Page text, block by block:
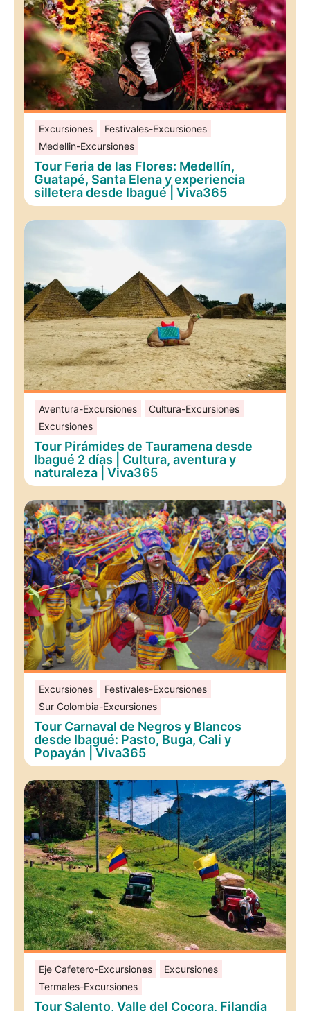
Excursiones
Festivales-Excursiones
Medellin-Excursiones
Tour Feria de las Flores: Medellín,
Guatapé, Santa Elena y experiencia
silletera desde Ibagué | Viva365
Aventura-Excursiones
Cultura-Excursiones
Excursiones
Tour Pirámides de Tauramena desde
Ibagué 2 días | Cultura, aventura y
naturaleza | Viva365
Excursiones
Festivales-Excursiones
Sur Colombia-Excursiones
Tour Carnaval de Negros y Blancos
desde Ibagué: Pasto, Buga, Cali y
Popayán | Viva365
Eje Cafetero-Excursiones
Excursiones
Termales-Excursiones
Tour Salento, Valle del Cocora, Filandia